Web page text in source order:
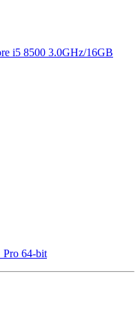
i5 8500 3.0GHz/16GB
64-bit